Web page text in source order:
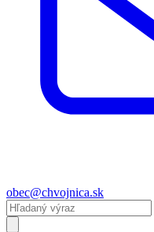
obec@chvojnica.sk